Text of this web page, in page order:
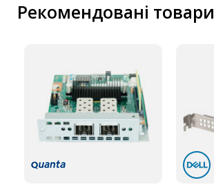
Рекомендовані товари